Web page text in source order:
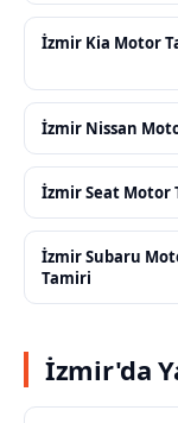
İzmir Kia Motor
İzmir Nissan
İzmir Seat Motor
İzmir Subaru
Tamiri
İzmir'da